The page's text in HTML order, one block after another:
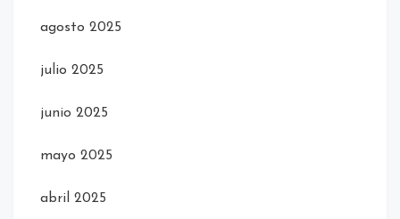
agosto 2025
julio 2025
junio 2025
mayo 2025
abril 2025